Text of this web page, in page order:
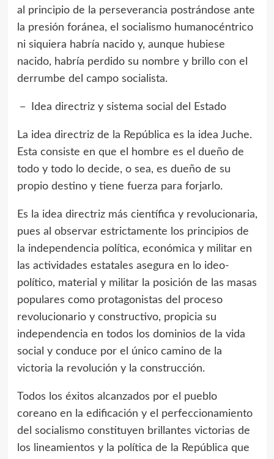
al principio de la perseverancia postrándose ante
la presión foránea, el socialismo humanocéntrico
ni siquiera habría nacido y, aunque hubiese
nacido, habría perdido su nombre y brillo con el
derrumbe del campo socialista.
－ Idea directriz y sistema social del Estado
La idea directriz de la República es la idea Juche.
Esta consiste en que el hombre es el dueño de
todo y todo lo decide, o sea, es dueño de su
propio destino y tiene fuerza para forjarlo.
Es la idea directriz más científica y revolucionaria,
pues al observar estrictamente los principios de
la independencia política, económica y militar en
las actividades estatales asegura en lo ideo-
político, material y militar la posición de las masas
populares como protagonistas del proceso
revolucionario y constructivo, propicia su
independencia en todos los dominios de la vida
social y conduce por el único camino de la
victoria la revolución y la construcción.
Todos los éxitos alcanzados por el pueblo
coreano en la edificación y el perfeccionamiento
del socialismo constituyen brillantes victorias de
los lineamientos y la política de la República que